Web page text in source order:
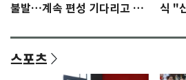
불발…계속 편성 기다리고 있
식 "
스포츠